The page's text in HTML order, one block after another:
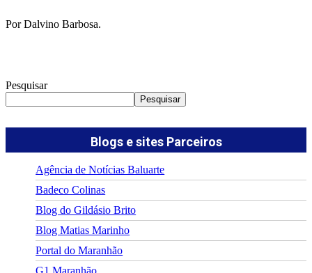
Por Dalvino Barbosa.
Pesquisar
Pesquisar
Blogs e sites Parceiros
Agência de Notícias Baluarte
Badeco Colinas
Blog do Gildásio Brito
Blog Matias Marinho
Portal do Maranhão
G1 Maranhão